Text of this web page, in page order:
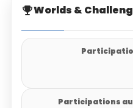
Worlds &
Participations